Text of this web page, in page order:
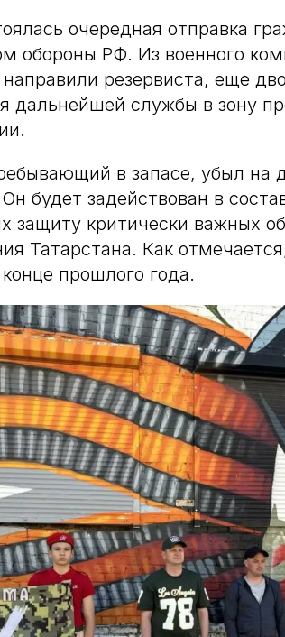
очередная отправка
обороны РФ. Из военного
резервиста, еще
дальнейшей службы в зону
в запасе, убыл на
будет задействован в
защиту критически важных
Татарстана. Как
прошлого года.